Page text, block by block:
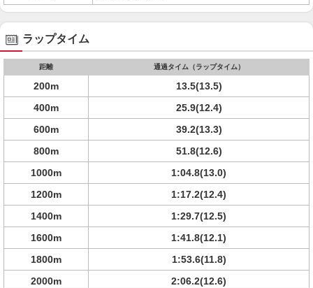
ラップタイム
距離 通過タイム（ラップタイム）
200m
13.5(13.5)
400m
25.9(12.4)
600m
39.2(13.3)
800m
51.8(12.6)
1000m
1:04.8(13.0)
1200m
1:17.2(12.4)
1400m
1:29.7(12.5)
1600m
1:41.8(12.1)
1800m
1:53.6(11.8)
2000m
2:06.2(12.6)